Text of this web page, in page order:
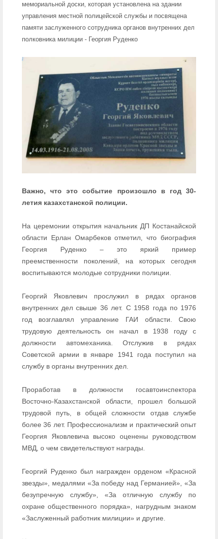
мемориальной доски, которая установлена на здании
управления местной полицейской службы и посвящена
памяти заслуженного сотрудника органов внутренних дел
полковника милиции - Георгия Руденко
Важно, что это событие произошло в год 30-
летия казахстанской полиции.
На церемонии открытия начальник ДП Костанайской
области Ерлан Омарбеков отметил, что биография
Георгия Руденко – это яркий пример
преемственности поколений, на которых сегодня
воспитываются молодые сотрудники полиции.
Георгий Яковлевич прослужил в рядах органов
внутренних дел свыше 36 лет. С 1958 года по 1976
год возглавлял управление ГАИ области. Свою
трудовую деятельность он начал в 1938 году с
должности автомеханика. Отслужив в рядах
Советской армии в январе 1941 года поступил на
службу в органы внутренних дел.
Проработав в должности госавтоинспектора
Восточно-Казахстанской области, прошел большой
трудовой путь, в общей сложности отдав службе
более 36 лет. Профессионализм и практический опыт
Георгия Яковлевича высоко оценены руководством
МВД, о чем свидетельствуют награды.
Георгий Руденко был награжден орденом «Красной
звезды», медалями «За победу над Германией», «За
безупречную службу», «За отличную службу по
охране общественного порядка», нагрудным знаком
«Заслуженный работник милиции» и другие.